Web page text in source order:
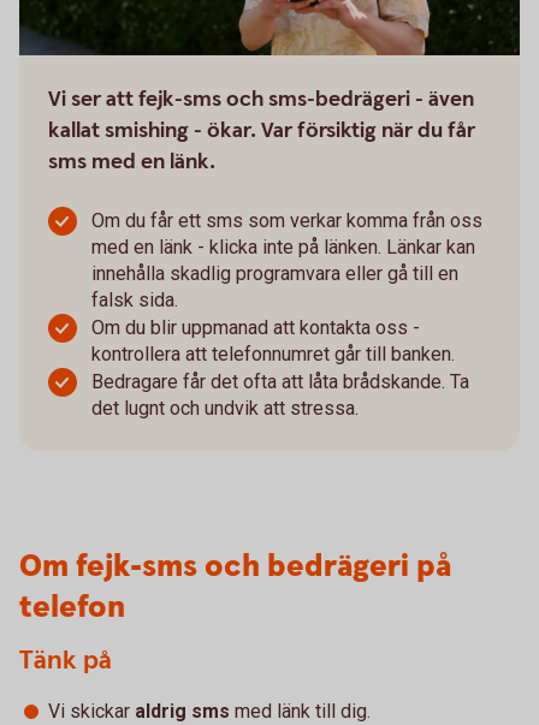
Vi ser att fejk-sms och sms-bedrägeri - även
kallat smishing - ökar. Var försiktig när du får
sms med en länk.
Om du får ett sms som verkar komma från oss
med en länk - klicka inte på länken. Länkar kan
innehålla skadlig programvara eller gå till en
falsk sida.
Om du blir uppmanad att kontakta oss -
kontrollera att telefonnumret går till banken.
Bedragare får det ofta att låta brådskande. Ta
det lugnt och undvik att stressa.
Om fejk-sms och bedrägeri på
telefon
Tänk på
Vi skickar aldrig sms med länk till dig.